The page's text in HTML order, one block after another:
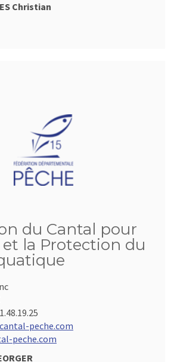
Christian
du Cantal pour
et la Protection du
peche.com
peche.com